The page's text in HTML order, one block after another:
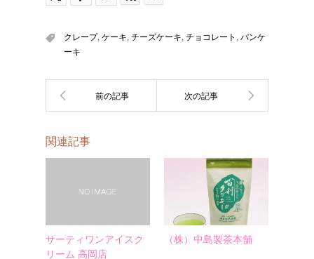
クレープ, ケーキ, チーズケーキ, チョコレート , パンケ
ーキ
関連記事
サーティワンアイスク
リーム 高岡店
（株）中島製茶本舗